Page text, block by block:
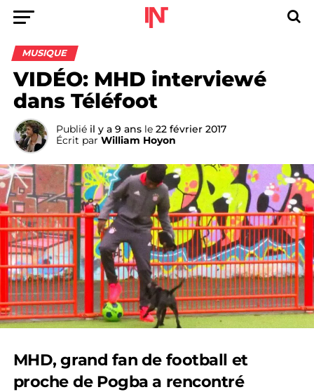
MUSIQUE
VIDÉO: MHD interviewé
dans Téléfoot
Publié il y a 9 ans le 22 février 2017
Écrit par William Hoyon
MHD, grand fan de football et
proche de Pogba a rencontré